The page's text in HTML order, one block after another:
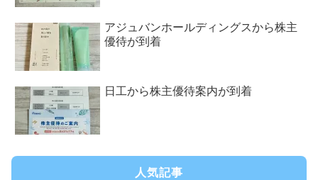
アジュバンホールディングスから株主
優待が到着
日工から株主優待案内が到着
人気記事